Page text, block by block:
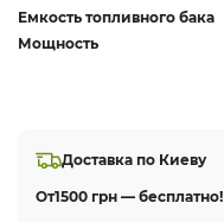
Емкость топливного бака
Мощность
Доставка по Киеву
От1500 грн — бесплатно!